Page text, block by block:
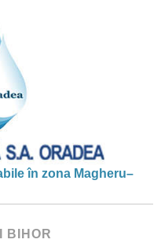
în zona Magheru–
BIHOR